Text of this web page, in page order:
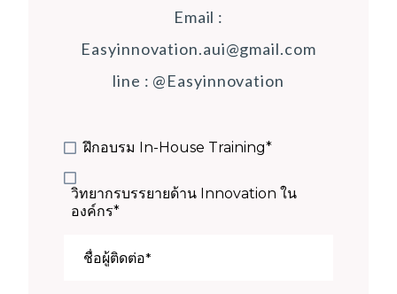
Email :
Easyinnovation.aui@gmail.com
line : @Easyinnovation
ฝึกอบรม In-House Training*
วิทยากรบรรยายด้าน Innovation ใน
องค์กร*